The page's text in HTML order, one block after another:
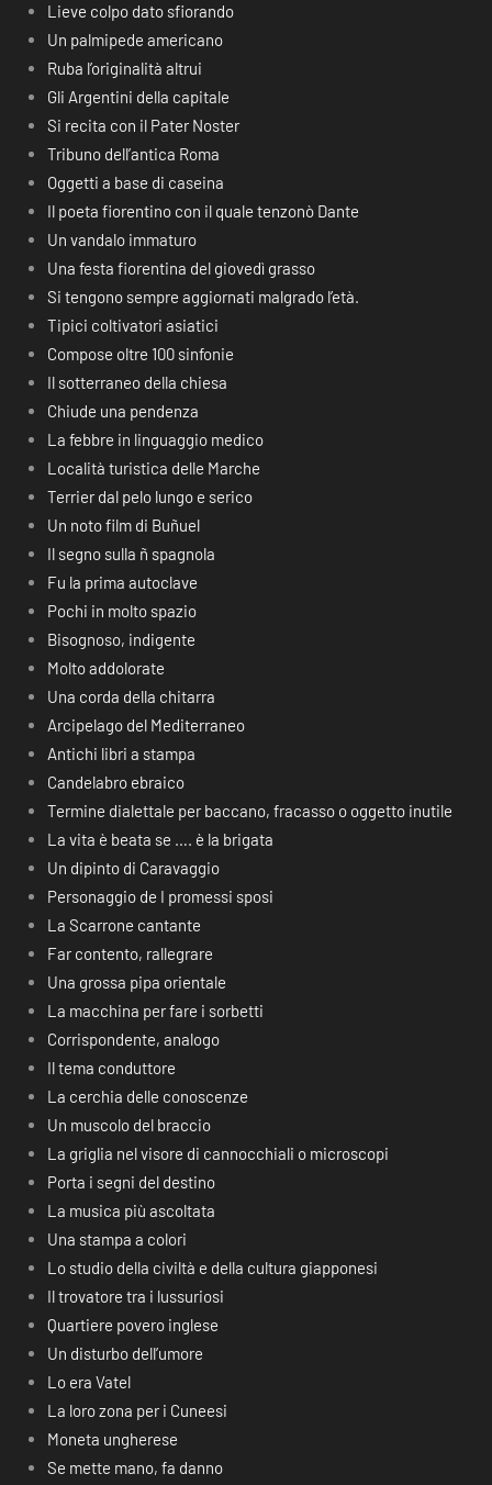
Lieve colpo dato sfiorando
Un palmipede americano
Ruba l’originalità altrui
Gli Argentini della capitale
Si recita con il Pater Noster
Tribuno dell’antica Roma
Oggetti a base di caseina
Il poeta fiorentino con il quale tenzonò Dante
Un vandalo immaturo
Una festa fiorentina del giovedì grasso
Si tengono sempre aggiornati malgrado l’età.
Tipici coltivatori asiatici
Compose oltre 100 sinfonie
Il sotterraneo della chiesa
Chiude una pendenza
La febbre in linguaggio medico
Località turistica delle Marche
Terrier dal pelo lungo e serico
Un noto film di Buñuel
Il segno sulla ñ spagnola
Fu la prima autoclave
Pochi in molto spazio
Bisognoso, indigente
Molto addolorate
Una corda della chitarra
Arcipelago del Mediterraneo
Antichi libri a stampa
Candelabro ebraico
Termine dialettale per baccano, fracasso o oggetto inutile
La vita è beata se …. è la brigata
Un dipinto di Caravaggio
Personaggio de I promessi sposi
La Scarrone cantante
Far contento, rallegrare
Una grossa pipa orientale
La macchina per fare i sorbetti
Corrispondente, analogo
Il tema conduttore
La cerchia delle conoscenze
Un muscolo del braccio
La griglia nel visore di cannocchiali o microscopi
Porta i segni del destino
La musica più ascoltata
Una stampa a colori
Lo studio della civiltà e della cultura giapponesi
Il trovatore tra i lussuriosi
Quartiere povero inglese
Un disturbo dell’umore
Lo era Vatel
La loro zona per i Cuneesi
Moneta ungherese
Se mette mano, fa danno